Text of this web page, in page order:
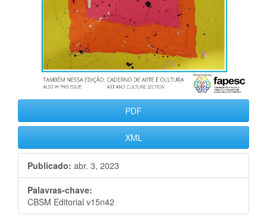
PDF
XML
Publicado: abr. 3, 2023
Palavras-chave:
CBSM Editorial v15n42